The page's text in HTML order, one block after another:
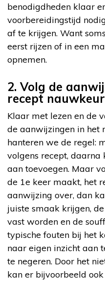
benodigdheden klaar
voorbereidingstijd
af te krijgen. Want
eerst rijzen of in een
opnemen.
2. Volg de
recept
Klaar met lezen en de
de aanwijzingen in het
hanteren we de regel:
volgens recept,
aan toevoegen. Maar
de 1e keer maakt, het
aanwijzing over, dan
juiste smaak krijgen,
vast worden en de
typische fouten bij het
naar eigen inzicht aan
te negeren. Door het
kan er bijvoorbeeld